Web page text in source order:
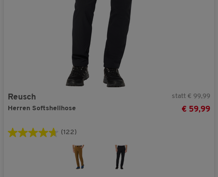
Reusch
Herren Softshellhose
statt € 99,99
€ 59,99
(122)